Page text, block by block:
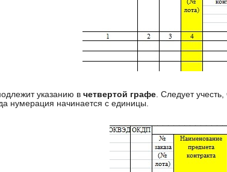
указанию в четвертой графе. Следует
нумерация начинается с единицы.